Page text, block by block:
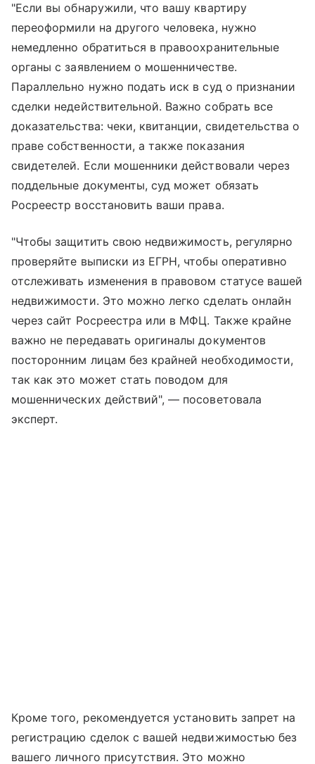
"Если вы обнаружили, что вашу квартиру
переоформили на другого человека, нужно
немедленно обратиться в правоохранительные
органы с заявлением о мошенничестве.
Параллельно нужно подать иск в суд о признании
сделки недействительной. Важно собрать все
доказательства: чеки, квитанции, свидетельства о
праве собственности, а также показания
свидетелей. Если мошенники действовали через
поддельные документы, суд может обязать
Росреестр восстановить ваши права.
"Чтобы защитить свою недвижимость, регулярно
проверяйте выписки из ЕГРН, чтобы оперативно
отслеживать изменения в правовом статусе вашей
недвижимости. Это можно легко сделать онлайн
через сайт Росреестра или в МФЦ. Также крайне
важно не передавать оригиналы документов
посторонним лицам без крайней необходимости,
так как это может стать поводом для
мошеннических действий", — посоветовала
эксперт.
Кроме того, рекомендуется установить запрет на
регистрацию сделок с вашей недвижимостью без
вашего личного присутствия. Это можно